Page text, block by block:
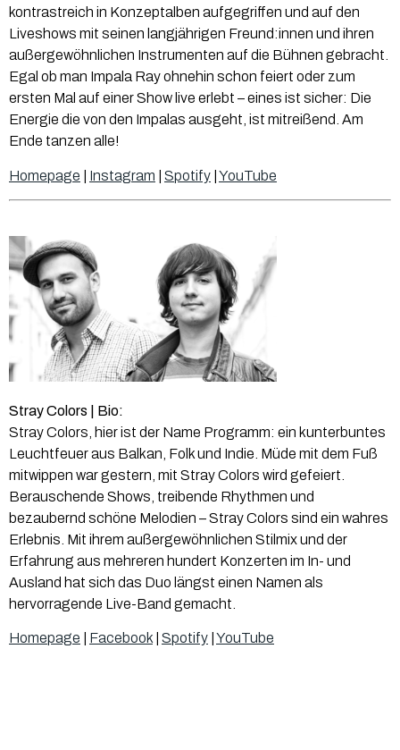
kontrastreich in Konzeptalben aufgegriffen und auf den
Liveshows mit seinen langjährigen Freund:innen und ihren
außergewöhnlichen Instrumenten auf die Bühnen gebracht.
Egal ob man Impala Ray ohnehin schon feiert oder zum
ersten Mal auf einer Show live erlebt – eines ist sicher: Die
Energie die von den Impalas ausgeht, ist mitreißend. Am
Ende tanzen alle!
Homepage Instagram Spotify YouTube
Stray Colors | Bio:
Stray Colors, hier ist der Name Programm: ein kunterbuntes
Leuchtfeuer aus Balkan, Folk und Indie. Müde mit dem Fuß
mitwippen war gestern, mit Stray Colors wird gefeiert.
Berauschende Shows, treibende Rhythmen und
bezaubernd schöne Melodien – Stray Colors sind ein wahres
Erlebnis. Mit ihrem außergewöhnlichen Stilmix und der
Erfahrung aus mehreren hundert Konzerten im In- und
Ausland hat sich das Duo längst einen Namen als
hervorragende Live-Band gemacht.
Homepage Facebook Spotify YouTube